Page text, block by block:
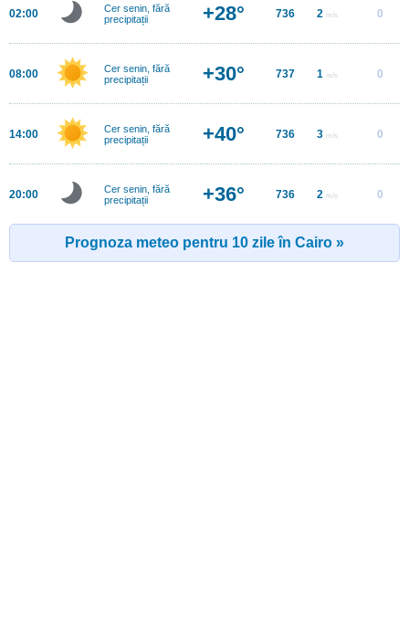
02:00
Cer senin, fără
precipitații
+28° 736 2 m/s 0
08:00
Cer senin, fără
precipitații
+30° 737 1 m/s 0
14:00
Cer senin, fără
precipitații
+40° 736 3 m/s 0
20:00
Cer senin, fără
precipitații
+36° 736 2 m/s 0
Prognoza meteo pentru 10 zile în Cairo »